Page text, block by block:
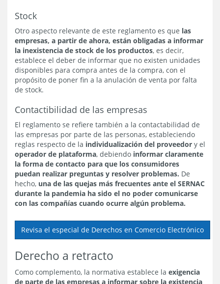
Stock
Otro aspecto relevante de este reglamento es que las
empresas, a partir de ahora, están obligadas a informar
la inexistencia de stock de los productos, es decir,
establece el deber de informar que no existen unidades
disponibles para compra antes de la compra, con el
propósito de poner fin a la anulación de venta por falta
de stock.
Contactibilidad de las empresas
El reglamento se refiere también a la contactabilidad de
las empresas por parte de las personas, estableciendo
reglas respecto de la individualización del proveedor y el
operador de plataforma, debiendo informar claramente
la forma de contacto para que los consumidores
puedan realizar preguntas y resolver problemas. De
hecho, una de las quejas más frecuentes ante el SERNAC
durante la pandemia ha sido el no poder comunicarse
con las compañías cuando ocurre algún problema.
Revisa el especial de Derechos en Comercio Electrónico
Derecho a retracto
Como complemento, la normativa establece la exigencia
de parte de las empresas a informar sobre la existencia